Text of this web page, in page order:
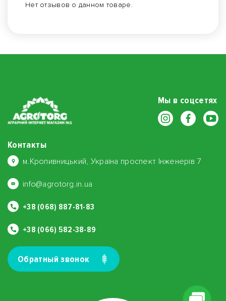
Нет отзывов о данном товаре.
Мы в соцсетях
Контакты
м.Кропивницький, Україна проспект Інженерів 7
info@agrotorg.in.ua
+38 (068) 887-81-83
+38 (066) 582-38-89
Обратный звонок